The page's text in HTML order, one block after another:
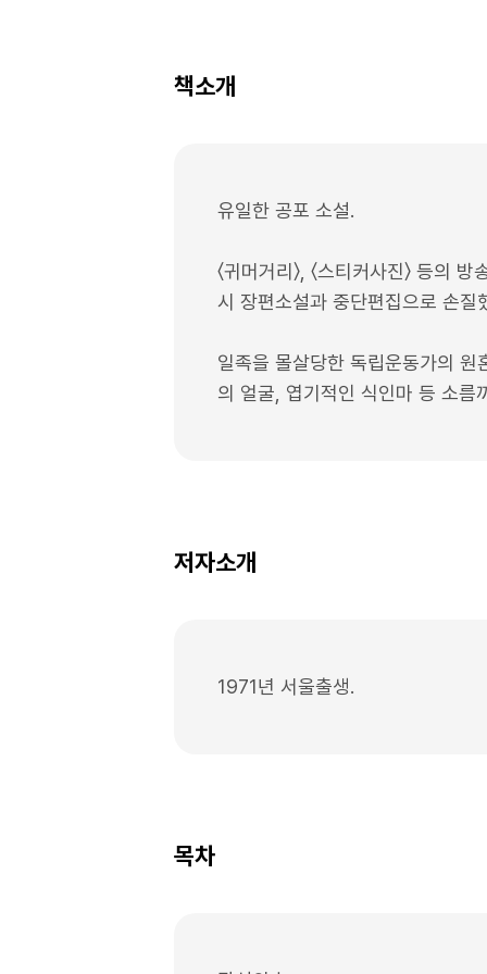
책소개
유일한 공포 소설.
〈귀머거리〉, 〈스티커사진〉 등
시 장편소설과 중단편집으로 손질
일족을 몰살당한 독립운동가의
의 얼굴, 엽기적인 식인마 등 소름
저자소개
1971년 서울출생.
목차